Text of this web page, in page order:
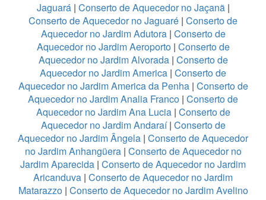
Jaguará| Conserto de Aquecedor no Jaçanã|
Conserto de Aquecedor no Jaguaré | Conserto de
Aquecedor no Jardim Adutora| Conserto de
Aquecedor no Jardim Aeroporto| Conserto de
Aquecedor no Jardim Alvorada| Conserto de
Aquecedor no Jardim America | Conserto de
Aquecedor no Jardim America da Penha| Conserto de
Aquecedor no Jardim Analia Franco | Conserto de
Aquecedor no Jardim Ana Lucia| Conserto de
Aquecedor no Jardim Andaraí| Conserto de
Aquecedor no Jardim Ângela | Conserto de Aquecedor
no Jardim Anhangüera| Conserto de Aquecedor no
Jardim Aparecida | Conserto de Aquecedor no Jardim
Aricanduva | Conserto de Aquecedor no Jardim
Matarazzo| Conserto de Aquecedor no Jardim Avelino